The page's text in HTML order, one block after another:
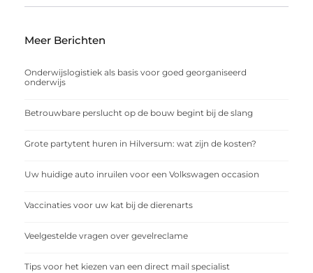
Meer Berichten
Onderwijslogistiek als basis voor goed georganiseerd
onderwijs
Betrouwbare perslucht op de bouw begint bij de slang
Grote partytent huren in Hilversum: wat zijn de kosten?
Uw huidige auto inruilen voor een Volkswagen occasion
Vaccinaties voor uw kat bij de dierenarts
Veelgestelde vragen over gevelreclame
Tips voor het kiezen van een direct mail specialist